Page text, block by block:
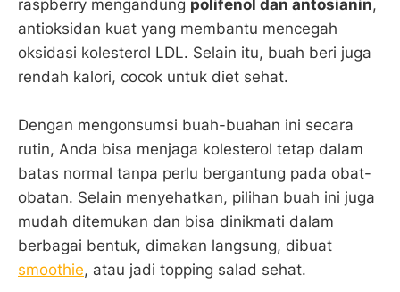
raspberry mengandung polifenol dan antosianin,
antioksidan kuat yang membantu mencegah
oksidasi kolesterol LDL. Selain itu, buah beri juga
rendah kalori, cocok untuk diet sehat.
Dengan mengonsumsi buah-buahan ini secara
rutin, Anda bisa menjaga kolesterol tetap dalam
batas normal tanpa perlu bergantung pada obat-
obatan. Selain menyehatkan, pilihan buah ini juga
mudah ditemukan dan bisa dinikmati dalam
berbagai bentuk, dimakan langsung, dibuat
smoothie, atau jadi topping salad sehat.